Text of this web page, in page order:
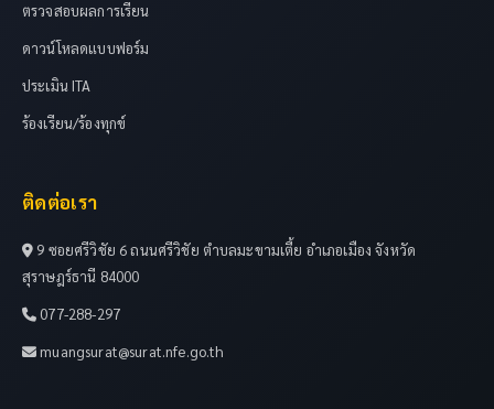
ตรวจสอบผลการเรียน
ดาวน์โหลดแบบฟอร์ม
ประเมิน ITA
ร้องเรียน/ร้องทุกข์
ติดต่อเรา
9 ซอยศรีวิชัย 6 ถนนศรีวิชัย ตำบลมะขามเตี้ย อำเภอเมือง จังหวัด
สุราษฎร์ธานี 84000
077-288-297
muangsurat@surat.nfe.go.th